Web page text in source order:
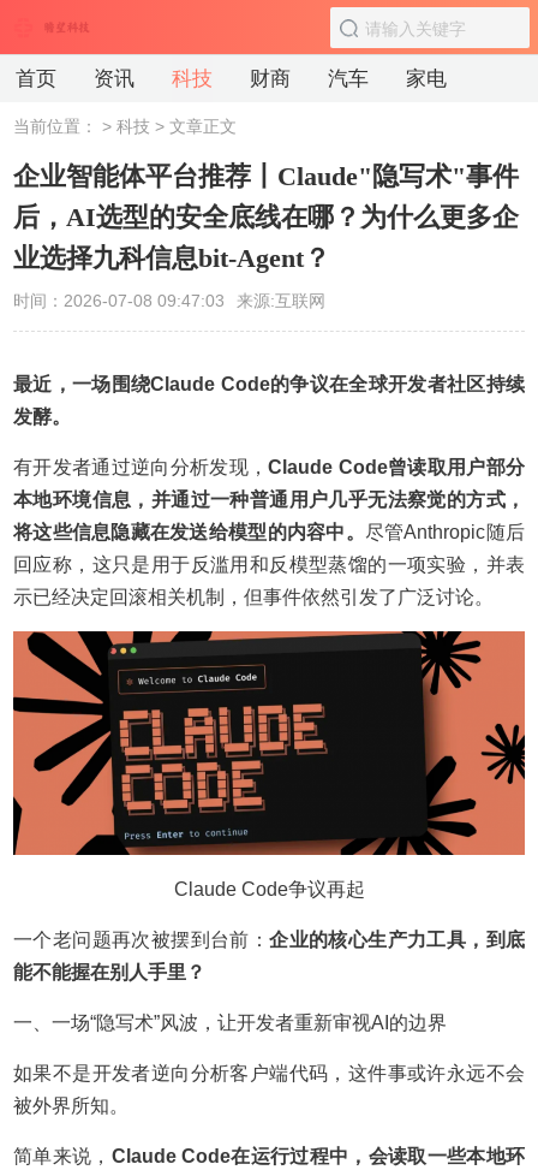
首页 资讯 科技 财商 汽车 家电
当前位置： >科技 > 文章正文
企业智能体平台推荐丨Claude"隐写术"事件
后，AI选型的安全底线在哪？为什么更多企
业选择九科信息bit-Agent？
时间：2026-07-08 09:47:03 来源:互联网
最近，一场围绕Claude Code的争议在全球开发者社区持续
发酵。
有开发者通过逆向分析发现，Claude Code曾读取用户部分
本地环境信息，并通过一种普通用户几乎无法察觉的方式，
将这些信息隐藏在发送给模型的内容中。 尽管Anthropic随后
回应称，这只是用于反滥用和反模型蒸馏的一项实验，并表
示已经决定回滚相关机制，但事件依然引发了广泛讨论。
Claude Code争议再起
一个老问题再次被摆到台前：企业的核心生产力工具，到底
能不能握在别人手里？
一、一场“隐写术”风波，让开发者重新审视AI的边界
如果不是开发者逆向分析客户端代码，这件事或许永远不会
被外界所知。
简单来说， Claude Code在运行过程中，会读取一些本地环